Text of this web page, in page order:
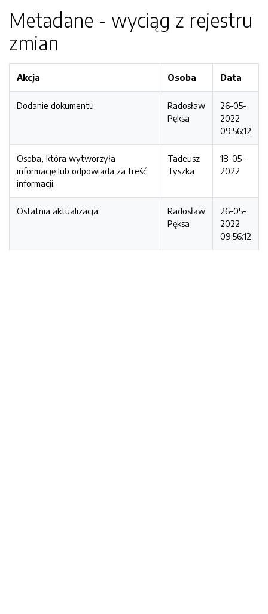
Metadane - wyciąg z rejestru
zmian
Akcja Osoba Data
Dodanie dokumentu:
Radosław
Pęksa
26-05-
2022
09:56:12
Osoba, która wytworzyła
informację lub odpowiada za treść
informacji:
Tadeusz
Tyszka
18-05-
2022
Ostatnia aktualizacja:
Radosław
Pęksa
26-05-
2022
09:56:12